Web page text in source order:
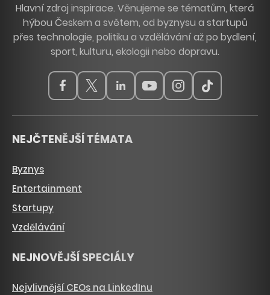
Hlavní zdroj inspirace. Věnujeme se tématům, která
hýbou Českem a světem, od byznysu a startupů
přes technologie, politiku a vzdělávání až po bydlení,
sport, kulturu, ekologii nebo dopravu.
NEJČTENĚJŠÍ TÉMATA
Byznys
Entertainment
Startupy
Vzdělávání
NEJNOVĚJŠÍ SPECIÁLY
Nejvlivnější CEOs na LinkedInu